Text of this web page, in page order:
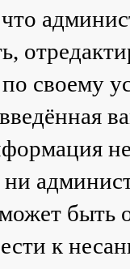
что
своему
быть
к